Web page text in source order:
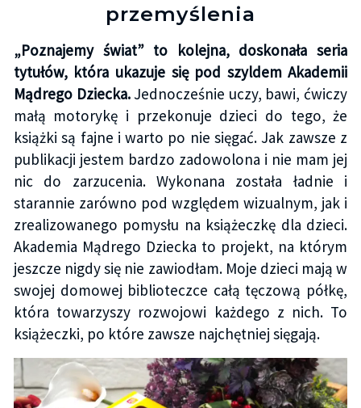
przemyślenia
„Poznajemy świat” to kolejna, doskonała seria
tytułów, która ukazuje się pod szyldem Akademii
Mądrego Dziecka.Jednocześnie uczy, bawi, ćwiczy
małą motorykę i przekonuje dzieci do tego, że
książki są fajne i warto po nie sięgać. Jak zawsze z
publikacji jestem bardzo zadowolona i nie mam jej
nic do zarzucenia. Wykonana została ładnie i
starannie zarówno pod względem wizualnym, jak i
zrealizowanego pomysłu na książeczkę dla dzieci.
Akademia Mądrego Dziecka to projekt, na którym
jeszcze nigdy się nie zawiodłam. Moje dzieci mają w
swojej domowej biblioteczce całą tęczową półkę,
która towarzyszy rozwojowi każdego z nich. To
książeczki, po które zawsze najchętniej sięgają.